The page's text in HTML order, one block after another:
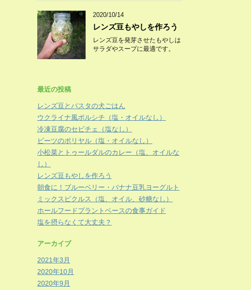
2020/10/14
レンズ豆もやしを作ろう
レンズ豆を発芽させたもやしは
サラダやスープに最適です。
最近の投稿
レンズ豆とパスタの犬ごはん
ウクライナ風ボルシチ（塩・オイルなし）
冷凍豆腐のセビチェ（塩なし）
ビーツのポリヤル（塩・オイルなし）
小松菜とトゥールダルのカレー（塩、オイルな
し）
レンズ豆もやしを作ろう
朝食に！ブルーベリー・バナナ豆乳ヨーグルト
ミックスピクルス（塩、オイル、砂糖なし）
ホールフードプラントベースの食事ガイド
塩を摂らなくて大丈夫？
アーカイブ
2021年3月
2020年10月
2020年9月